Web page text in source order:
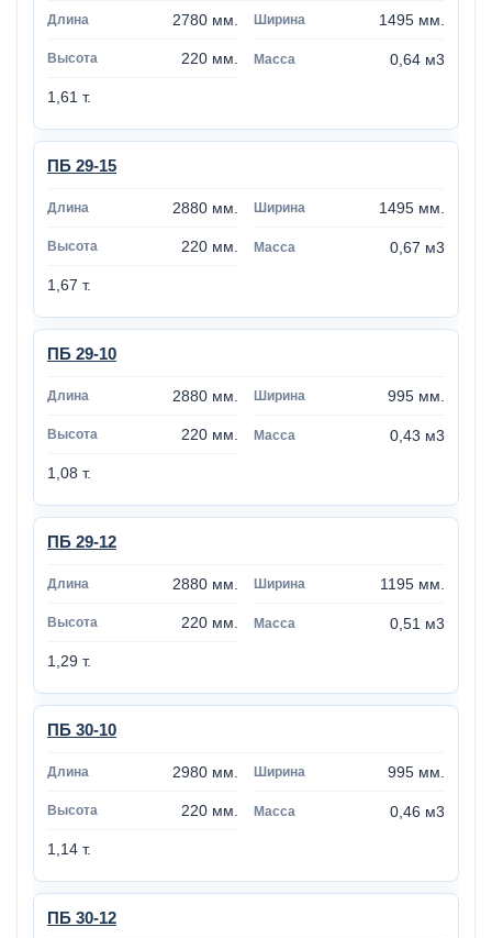
2780 мм. 1495 мм.
220 мм. 0,64 м3
1,61 т.
ПБ 29-15
2880 мм. 1495 мм.
220 мм. 0,67 м3
1,67 т.
ПБ 29-10
2880 мм. 995 мм.
220 мм. 0,43 м3
1,08 т.
ПБ 29-12
2880 мм. 1195 мм.
220 мм. 0,51 м3
1,29 т.
ПБ 30-10
2980 мм. 995 мм.
220 мм. 0,46 м3
1,14 т.
ПБ 30-12